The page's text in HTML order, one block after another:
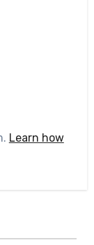
Learn how